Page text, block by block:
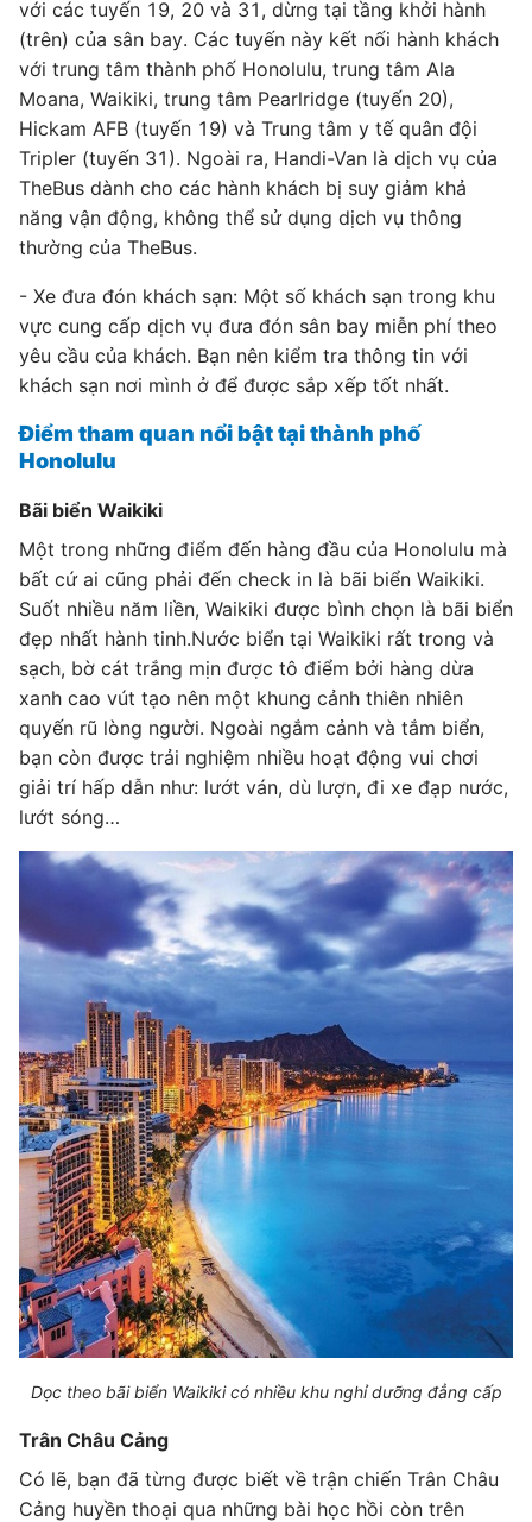
với các tuyến 19, 20 và 31, dừng tại tầng khởi hành
(trên) của sân bay. Các tuyến này kết nối hành khách
với trung tâm thành phố Honolulu, trung tâm Ala
Moana, Waikiki, trung tâm Pearlridge (tuyến 20),
Hickam AFB (tuyến 19) và Trung tâm y tế quân đội
Tripler (tuyến 31). Ngoài ra, Handi-Van là dịch vụ của
TheBus dành cho các hành khách bị suy giảm khả
năng vận động, không thể sử dụng dịch vụ thông
thường của TheBus.
- Xe đưa đón khách sạn: Một số khách sạn trong khu
vực cung cấp dịch vụ đưa đón sân bay miễn phí theo
yêu cầu của khách. Bạn nên kiểm tra thông tin với
khách sạn nơi mình ở để được sắp xếp tốt nhất.
Điểm tham quan nổi bật tại thành phố
Honolulu
Bãi biển Waikiki
Một trong những điểm đến hàng đầu của Honolulu mà
bất cứ ai cũng phải đến check in là bãi biển Waikiki.
Suốt nhiều năm liền, Waikiki được bình chọn là bãi biển
đẹp nhất hành tinh.Nước biển tại Waikiki rất trong và
sạch, bờ cát trắng mịn được tô điểm bởi hàng dừa
xanh cao vút tạo nên một khung cảnh thiên nhiên
quyến rũ lòng người. Ngoài ngắm cảnh và tắm biển,
bạn còn được trải nghiệm nhiều hoạt động vui chơi
giải trí hấp dẫn như: lướt ván, dù lượn, đi xe đạp nước,
lướt sóng…
Dọc theo bãi biển Waikiki có nhiều khu nghỉ dưỡng đẳng cấp
Trân Châu Cảng
Có lẽ, bạn đã từng được biết về trận chiến Trân Châu
Cảng huyền thoại qua những bài học hồi còn trên